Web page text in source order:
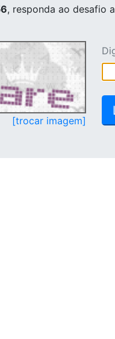
, responda ao desafio
[trocar imagem]